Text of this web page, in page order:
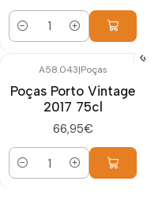
Quantidade
A58.043|Poças
Poças Porto Vintage
2017 75cl
66,95€
Quantidade